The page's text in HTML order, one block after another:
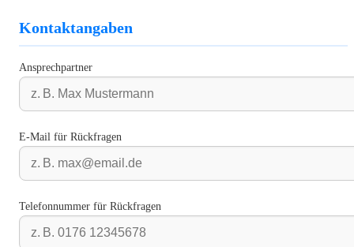
Kontaktangaben
Ansprechpartner
E-Mail für Rückfragen
Telefonnummer für Rückfragen